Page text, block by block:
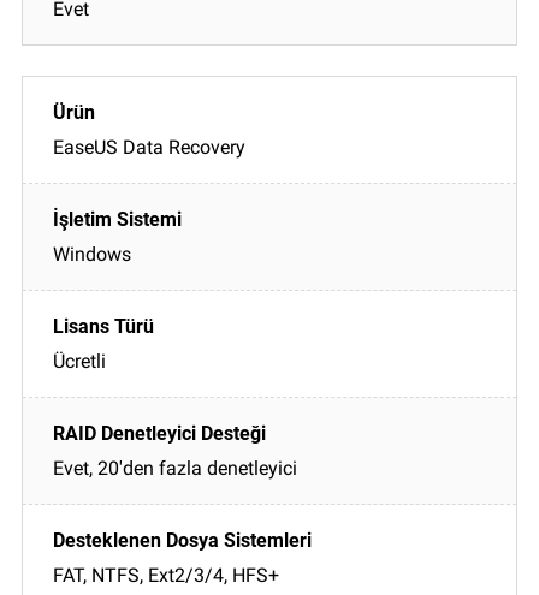
Evet
EaseUS Data Recovery
Windows
Ücretli
Evet, 20'den fazla denetleyici
FAT, NTFS, Ext2/3/4, HFS+